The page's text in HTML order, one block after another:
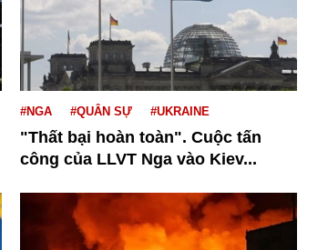
#NGA #QUÂN SỰ #UKRAINE
"Thất bại hoàn toàn". Cuộc tấn
công của LLVT Nga vào Kiev...